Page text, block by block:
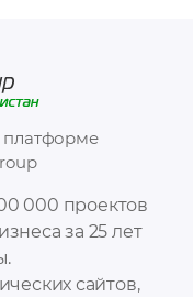
000 проектов
за 25 лет
сайтов,
платформе